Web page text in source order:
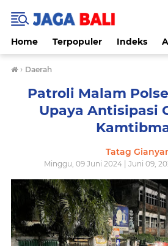
Home Terpopuler Indeks
› Daerah
Patroli Malam
Upaya Antisipasi
Tatag Gianyar
Minggu, 09 Juni 2024 | Juni 09,